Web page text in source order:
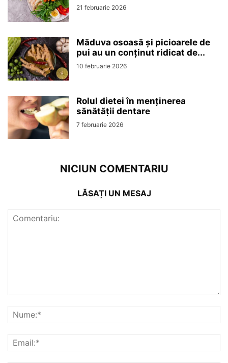
21 februarie 2026
Măduva osoasă și picioarele de
pui au un conținut ridicat de...
10 februarie 2026
Rolul dietei în menținerea
sănătății dentare
7 februarie 2026
NICIUN COMENTARIU
LĂSAȚI UN MESAJ